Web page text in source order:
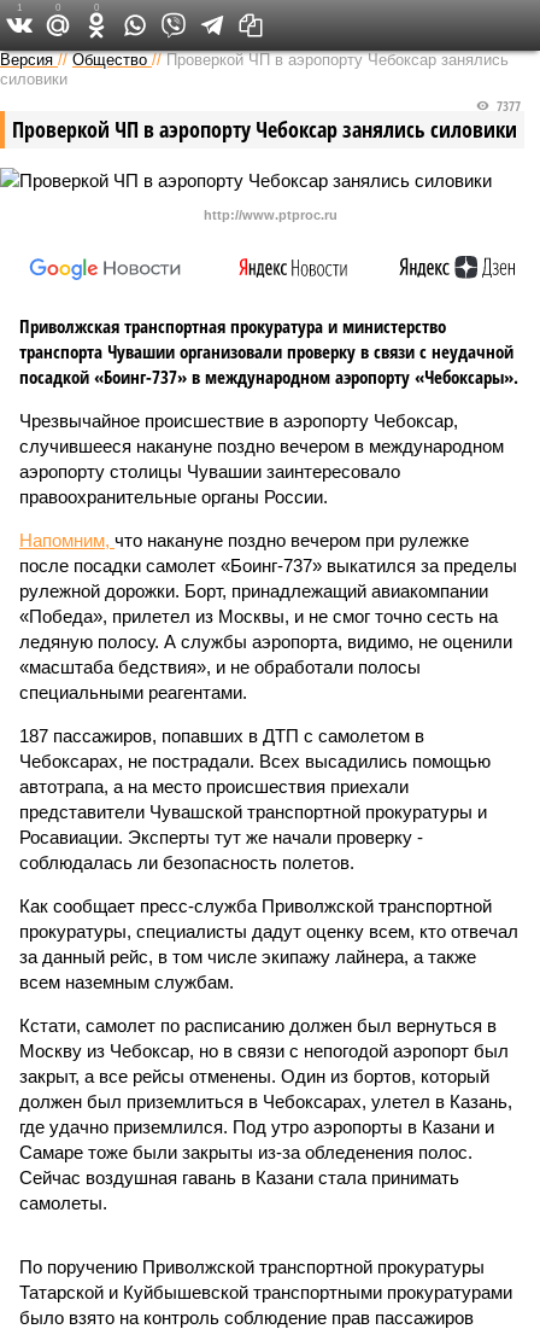
Версия в Чувашии
Версия //Общество //Проверкой ЧП в аэропорту Чебоксар занялись
силовики
Проверкой ЧП в аэропорту Чебоксар занялись силовики
7377
http://www.ptproc.ru
Приволжская транспортная прокуратура и министерство
транспорта Чувашии организовали проверку в связи с неудачной
посадкой «Боинг-737» в международном аэропорту «Чебоксары».
Чрезвычайное происшествие в аэропорту Чебоксар,
случившееся накануне поздно вечером в международном
аэропорту столицы Чувашии заинтересовало
правоохранительные органы России.
Напомним, что накануне поздно вечером при рулежке
после посадки самолет «Боинг-737» выкатился за пределы
рулежной дорожки. Борт, принадлежащий авиакомпании
«Победа», прилетел из Москвы, и не смог точно сесть на
ледяную полосу. А службы аэропорта, видимо, не оценили
«масштаба бедствия», и не обработали полосы
специальными реагентами.
187 пассажиров, попавших в ДТП с самолетом в
Чебоксарах, не пострадали. Всех высадились помощью
автотрапа, а на место происшествия приехали
представители Чувашской транспортной прокуратуры и
Росавиации. Эксперты тут же начали проверку -
соблюдалась ли безопасность полетов.
Как сообщает пресс-служба Приволжской транспортной
прокуратуры, специалисты дадут оценку всем, кто отвечал
за данный рейс, в том числе экипажу лайнера, а также
всем наземным службам.
Кстати, самолет по расписанию должен был вернуться в
Москву из Чебоксар, но в связи с непогодой аэропорт был
закрыт, а все рейсы отменены. Один из бортов, который
должен был приземлиться в Чебоксарах, улетел в Казань,
где удачно приземлился. Под утро аэропорты в Казани и
Самаре тоже были закрыты из-за обледенения полос.
Сейчас воздушная гавань в Казани стала принимать
самолеты.
По поручению Приволжской транспортной прокуратуры
Татарской и Куйбышевской транспортными прокуратурами
было взято на контроль соблюдение прав пассажиров
1 0 0